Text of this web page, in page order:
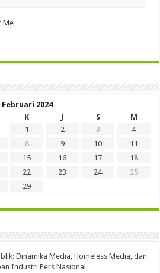
Me
Februari 2024
K J S
M
1
2 3
4
8 9 10
11
15 16 17
18
22 23 24
25
29
Dinamika Media, Homeless Media, dan
Industri Pers Nasional